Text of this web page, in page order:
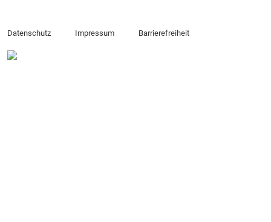
Datenschutz Impressum Barrierefreiheit